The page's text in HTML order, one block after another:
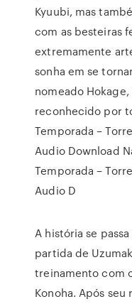
Kyuubi, mas
com as besteiras
extremamente
sonha em se
nomeado
reconhecido por
Temporada –
Audio Download
Temporada –
Audio D
A história se
partida de
treinamento com
Konoha. Após